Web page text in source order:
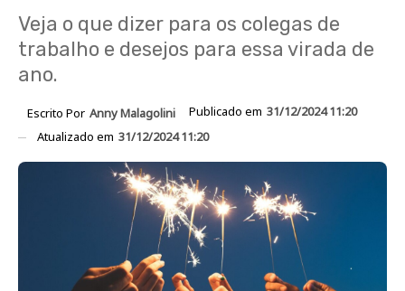
Veja o que dizer para os colegas de
trabalho e desejos para essa virada de
ano.
Escrito Por Anny Malagolini Publicado em 31/12/2024 11:20
Atualizado em 31/12/2024 11:20